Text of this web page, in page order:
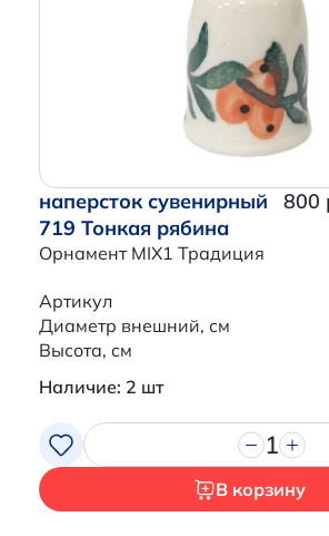
наперсток сувенирный
719 Тонкая рябина
Орнамент MIX1 Традиция
800
Артикул
Диаметр внешний, см
Высота, см
Наличие: 2 шт
1
В корзину